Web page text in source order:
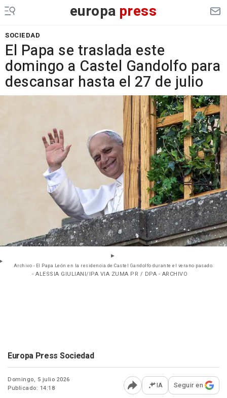
europa press
SOCIEDAD
El Papa se traslada este
domingo a Castel Gandolfo para
descansar hasta el 27 de julio
Archivo - El Papa León en la residencia de Castel Gandolfo durante el verano pasado.
- ALESSIA GIULIANI/IPA VIA ZUMA PR / DPA - ARCHIVO
Europa Press Sociedad
Domingo, 5 julio 2026
Publicado: 14:18
Abrir opciones para
IA Seguir en